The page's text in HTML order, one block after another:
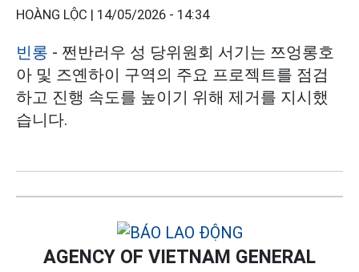
HOÀNG LỘC | 14/05/2026 - 14:34
빈롱 - 쩐반러우 성 당위원회 서기는 쯔엉롱호
아 및 즈옌하이 구역의 주요 프로젝트를 점검
하고 진행 속도를 높이기 위해 제거를 지시했
습니다.
AGENCY OF VIETNAM GENERAL